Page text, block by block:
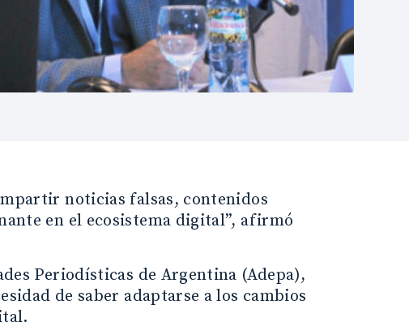
noticias falsas, contenidos
en el ecosistema digital”, afirmó
Periodísticas de Argentina (Adepa),
de saber adaptarse a los cambios